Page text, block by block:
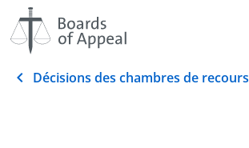
Décisions des chambres de recours